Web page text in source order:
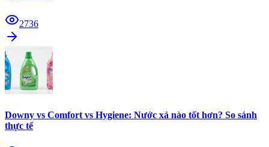
2736
Downy vs Comfort vs Hygiene: Nước xả nào tốt hơn? So sánh
thực tế